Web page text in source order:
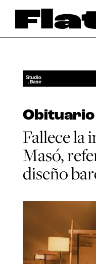
Obituario
Fallece la
Masó,
diseño